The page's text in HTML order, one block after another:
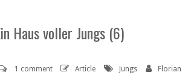
Haus voller Jungs (6)
1 comment Article Jungs Florian